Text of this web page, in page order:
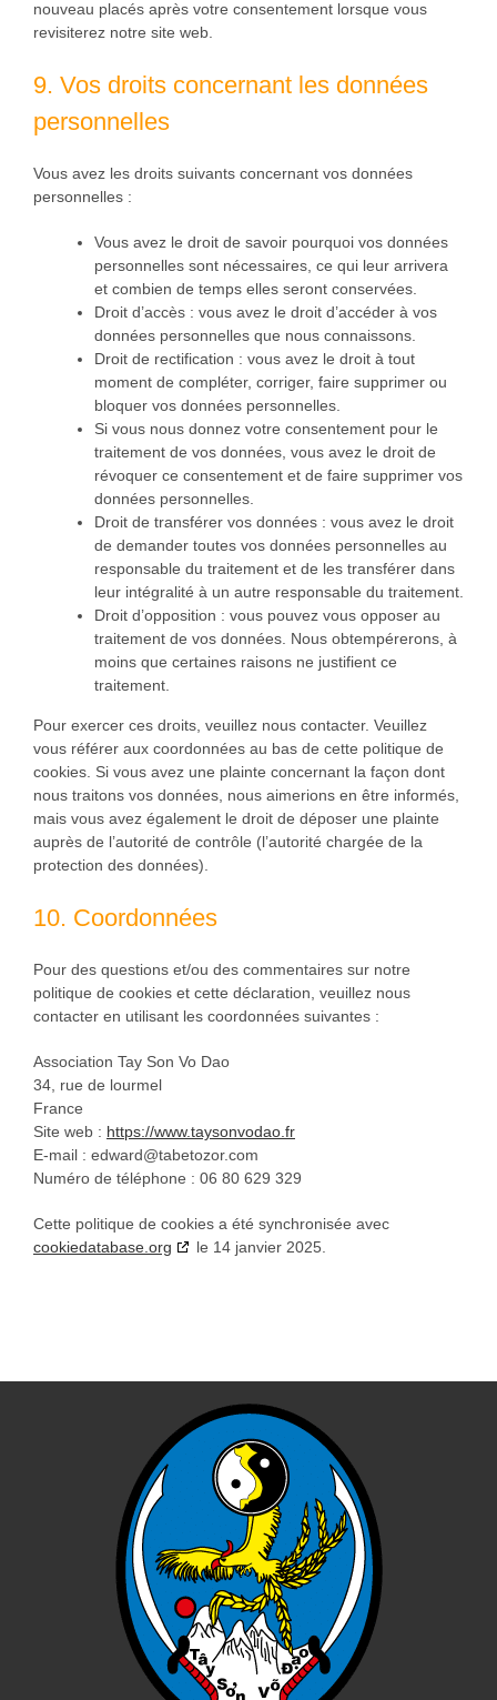
nouveau placés après votre consentement lorsque vous
revisiterez notre site web.
9. Vos droits concernant les données
personnelles
Vous avez les droits suivants concernant vos données
personnelles :
Vous avez le droit de savoir pourquoi vos données
personnelles sont nécessaires, ce qui leur arrivera
et combien de temps elles seront conservées.
Droit d’accès : vous avez le droit d’accéder à vos
données personnelles que nous connaissons.
Droit de rectification : vous avez le droit à tout
moment de compléter, corriger, faire supprimer ou
bloquer vos données personnelles.
Si vous nous donnez votre consentement pour le
traitement de vos données, vous avez le droit de
révoquer ce consentement et de faire supprimer vos
données personnelles.
Droit de transférer vos données : vous avez le droit
de demander toutes vos données personnelles au
responsable du traitement et de les transférer dans
leur intégralité à un autre responsable du traitement.
Droit d’opposition : vous pouvez vous opposer au
traitement de vos données. Nous obtempérerons, à
moins que certaines raisons ne justifient ce
traitement.
Pour exercer ces droits, veuillez nous contacter. Veuillez
vous référer aux coordonnées au bas de cette politique de
cookies. Si vous avez une plainte concernant la façon dont
nous traitons vos données, nous aimerions en être informés,
mais vous avez également le droit de déposer une plainte
auprès de l’autorité de contrôle (l’autorité chargée de la
protection des données).
10. Coordonnées
Pour des questions et/ou des commentaires sur notre
politique de cookies et cette déclaration, veuillez nous
contacter en utilisant les coordonnées suivantes :
Association Tay Son Vo Dao
34, rue de lourmel
France
Site web : https://www.taysonvodao.fr
E-mail : edward@tabetozor.com
Numéro de téléphone : 06 80 629 329
Cette politique de cookies a été synchronisée avec
cookiedatabase.org
le 14 janvier 2025.